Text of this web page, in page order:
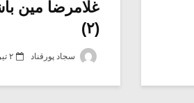
غلامرضا مین
(۲)
سجاد پورقناد ۲ تیر ۱۳۹۷